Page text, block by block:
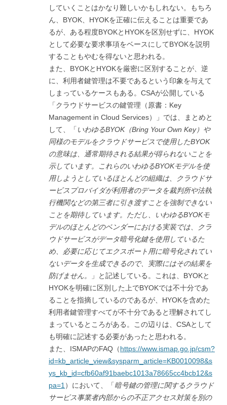
していくことはかなり難しいかもしれない。もちろ
ん、BYOK、HYOKを正確に伝えることは重要であ
るが、ある程度BYOKとHYOKを区別せずに、HYOK
として必要な要求事項をベースにしてBYOKを説明
することもやむを得ないと思われる。
また、BYOKとHYOKを厳密に区別することが、逆
に、利用者鍵管理は不要であるという印象を与えて
しまっているケースもある。CSAが公開している
「クラウドサービスの鍵管理（原書：Key
Management in Cloud Services）」では、まとめと
して、「 いわゆるBYOK（Bring Your Own Key）や
同様のモデルをクラウドサービスで使用したBYOK
の意味は、通常期待される結果が得られないことを
示しています。これらのいわゆるBYOKモデルを使
用しようとしているほとんどの組織は、クラウドサ
ービスプロバイダが利用者のデータを裁判所や法執
行機関などの第三者に引き渡すことを強制できない
ことを期待しています。ただし、いわゆるBYOKモ
デルのほとんどのベンダーにおける実装では、クラ
ウドサービスがデータ暗号化鍵を使用しているた
め、必要に応じてエクスポート用に暗号化されてい
ないデータを生成できるので、実際にはその結果を
防げません。
」と記述している。これは、BYOKと
HYOKを明確に区別した上でBYOKでは不十分であ
ることを指摘しているのであるが、HYOKを含めた
利用者鍵管理すべてが不十分であると理解されてし
まっているところがある。この辺りは、CSAとして
も明確に記述する必要があったと思われる。
また、ISMAPのFAQ（https://www.ismap.go.jp/csm?
id=kb_article_view&sysparm_article=KB0010098&s
ys_kb_id=cfb60af91baebc1013a78665cc4bcb12&s
pa=1 ）において、「暗号鍵の管理に関するクラウド
サービス事業者内部からの不正アクセス対策を別の